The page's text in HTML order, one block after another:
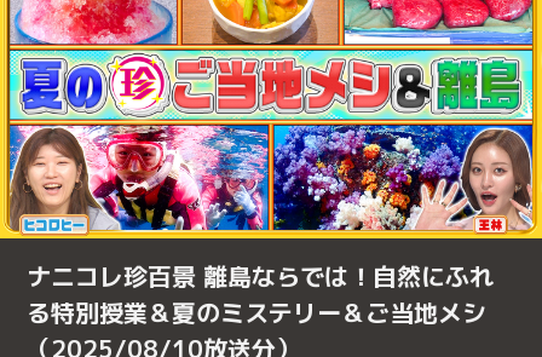
ナニコレ珍百景 離島ならでは！自然にふれ
る特別授業＆夏のミステリー＆ご当地メシ
（2025/08/10放送分）